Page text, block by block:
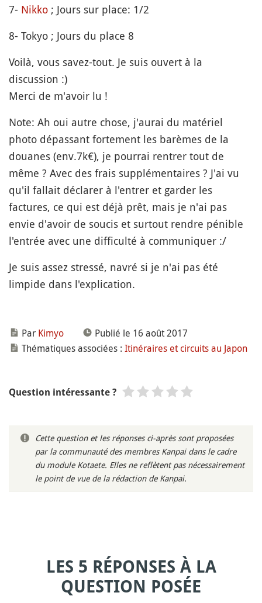
7- Nikko ; Jours sur place: 1/2
8- Tokyo ; Jours du place 8
Voilà, vous savez-tout. Je suis ouvert à la
discussion :)
Merci de m'avoir lu !
Note: Ah oui autre chose, j'aurai du matériel
photo dépassant fortement les barèmes de la
douanes (env.7k€), je pourrai rentrer tout de
même ? Avec des frais supplémentaires ? J'ai vu
qu'il fallait déclarer à l'entrer et garder les
factures, ce qui est déjà prêt, mais je n'ai pas
envie d'avoir de soucis et surtout rendre pénible
l'entrée avec une difficulté à communiquer :/
Je suis assez stressé, navré si je n'ai pas été
limpide dans l'explication.
Par Kimyo
Publié le 16 août 2017
Thématiques associées : Itinéraires et circuits au Japon
Question intéressante ?
Cette question et les réponses ci-après sont proposées
par la communauté des membres Kanpai dans le cadre
du module Kotaete. Elles ne reflètent pas nécessairement
le point de vue de la rédaction de Kanpai.
LES 5 RÉPONSES À LA
QUESTION POSÉE